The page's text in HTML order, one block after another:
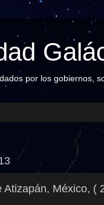
por los gobiernos,
México, (